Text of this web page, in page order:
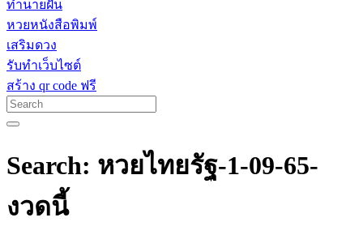
ทำนายฝัน
หวยหนังสือพิมพ์
เสริมดวง
รับทำเว็บไซต์
สร้าง qr code ฟรี
Search: หวยไทยรัฐ-1-09-65-
งวดนี้